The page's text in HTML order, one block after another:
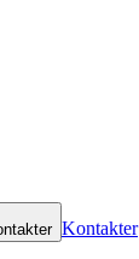
Kontakter